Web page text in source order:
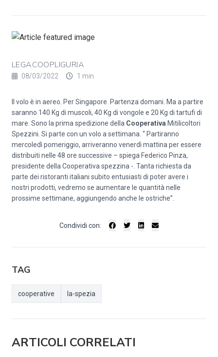
LEGACOOPLIGURIA
08/03/2022 1 min
Il volo è in aereo. Per Singapore. Partenza domani. Ma a partire
saranno 140 Kg di muscoli, 40 Kg di vongole e 20 Kg di tartufi di
mare. Sono la prima spedizione della Cooperativa Mitilicoltori
Spezzini. Si parte con un volo a settimana. “ Partiranno
mercoledì pomeriggio, arriveranno venerdì mattina per essere
distribuiti nelle 48 ore successive – spiega Federico Pinza,
presidente della Cooperativa spezzina -. Tanta richiesta da
parte dei ristoranti italiani subito entusiasti di poter avere i
nostri prodotti, vedremo se aumentare le quantità nelle
prossime settimane, aggiungendo anche le ostriche”.
Condividi con:
TAG
cooperative la-spezia
ARTICOLI CORRELATI